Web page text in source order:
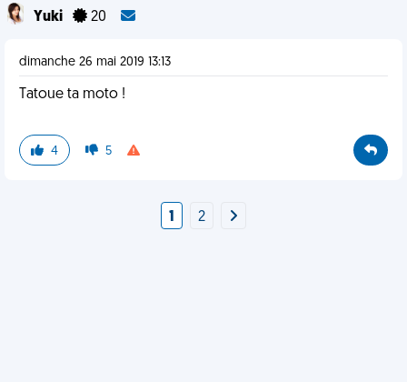
Yuki 20
dimanche 26 mai 2019 13:13
Tatoue ta moto !
4 5
1 2